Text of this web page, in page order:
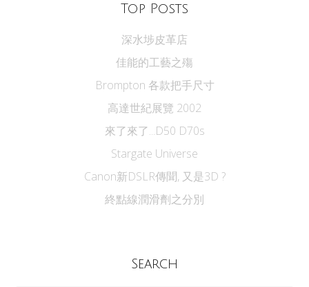
Top Posts
深水埗皮革店
佳能的工藝之殤
Brompton 各款把手尺寸
高達世紀展覽 2002
來了來了...D50 D70s
Stargate Universe
Canon新DSLR傳聞, 又是3D ?
終點線潤滑劑之分別
Search